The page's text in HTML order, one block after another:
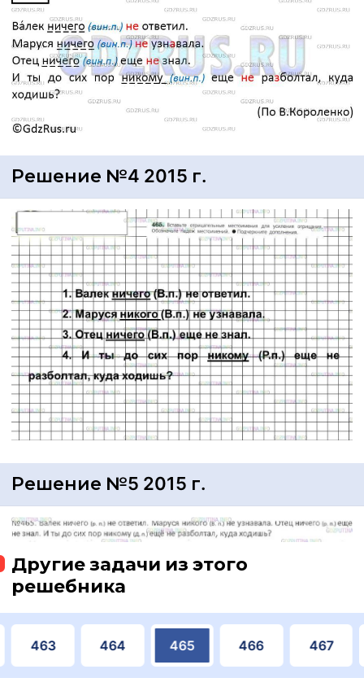
Решение №4 2015 г.
Решение №5 2015 г.
Другие задачи из этого
решебника
463 464 465 466 467